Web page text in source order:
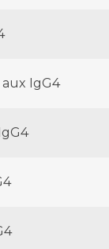
aux IgG4